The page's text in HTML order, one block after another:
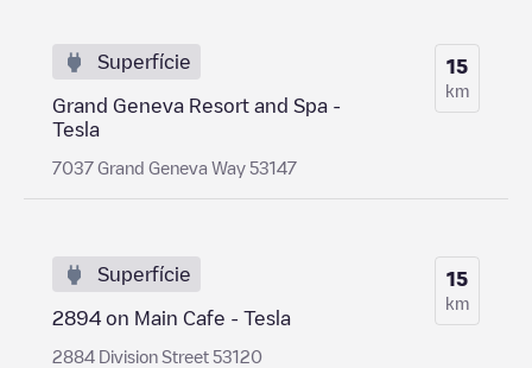
Superfície
Grand Geneva Resort and Spa -
Tesla
7037 Grand Geneva Way 53147
15
km
Superfície
2894 on Main Cafe - Tesla
2884 Division Street 53120
15
km